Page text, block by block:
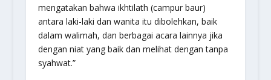
mengatakan bahwa ikhtilath (campur baur)
antara laki-laki dan wanita itu dibolehkan, baik
dalam walimah, dan berbagai acara lainnya jika
dengan niat yang baik dan melihat dengan tanpa
syahwat.”